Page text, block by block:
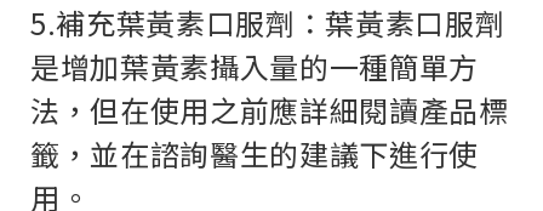
5.補充葉黃素口服劑：葉黃素口服劑
是增加葉黃素攝入量的一種簡單方
法，但在使用之前應詳細閱讀產品標
籤，並在諮詢醫生的建議下進行使
用。